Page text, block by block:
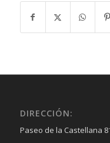
DIRECCIÓN:
Paseo de la Castellana